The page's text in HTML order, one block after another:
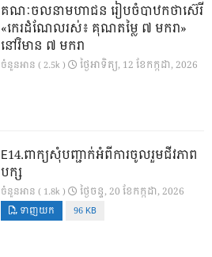
គណៈចលនាមហាជន រៀបចំបាឋកថាស៊េរី
«កេរដំណែលរស់៖ គុណតម្លៃ ៧ មករា»
នៅវិមាន ៧ មករា
ចំនួនអាន ( 2.5k ) ថ្ងៃ​អាទិត្យ, 12 ខែ​កក្កដា, 2026
E14.ពាក្យសុំបញ្ជាក់អំពីការចូលរួមជីវភាព
បក្ស
ចំនួនអាន ( 1.8k ) ថ្ងៃ​ចន្ទ, 20 ខែ​កក្កដា, 2026
ទាញយក 96 KB